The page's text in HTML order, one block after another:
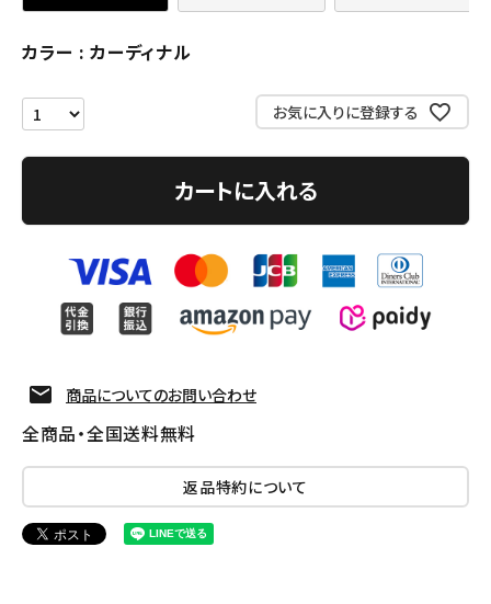
CONTENTS
ようこそ ゲスト 様
meeting_room ログイン person 会員登録
カラー カーディナル
お気に入りに登録する
カートに入れる
商品についてのお問い合わせ
全商品・全国送料無料
返品特約について